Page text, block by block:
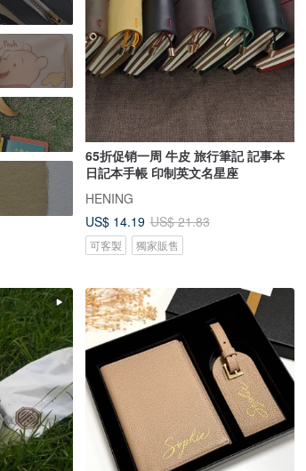
65折促销一周 牛皮 旅行筆記 記事本
日記本手帳 印制英文名星座
HENING
US$ 14.19 US$ 21.83
可客製 獨家販售